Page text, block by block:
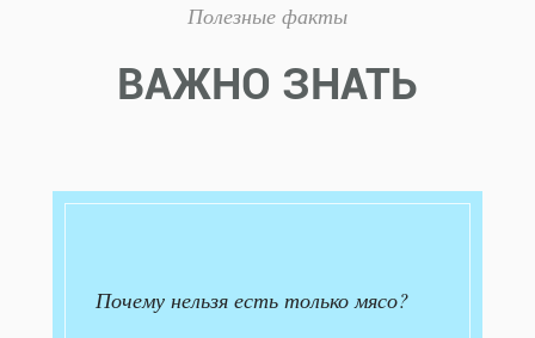
Полезные факты
ВАЖНО ЗНАТЬ
Почему нельзя есть только мясо?